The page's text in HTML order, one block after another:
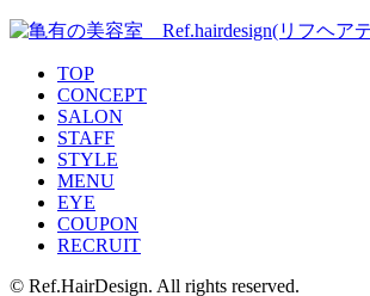
TOP
CONCEPT
SALON
STAFF
STYLE
MENU
EYE
COUPON
RECRUIT
© Ref.HairDesign. All rights reserved.